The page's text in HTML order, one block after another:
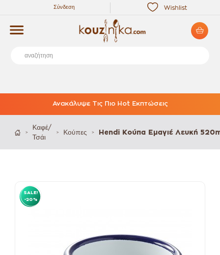
Wishlist
Σύνδεση
Ανακάλυψε Τις Πιο Hot Εκπτώσεις
>
Καφέ/
Τσάι
> Κούπες > Hendi Κούπα Εμαγιέ Λευκή
SALE!
-20%